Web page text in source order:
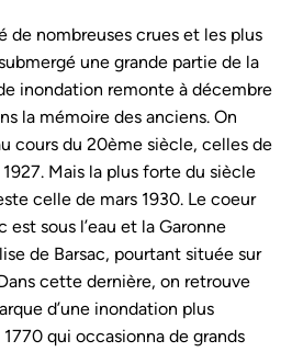
de nombreuses crues et les plus
une grande partie de la
inondation remonte à décembre
la mémoire des anciens. On
cours du 20ème siècle, celles de
Mais la plus forte du siècle
celle de mars 1930. Le coeur
sous l’eau et la Garonne
de Barsac, pourtant située sur
cette dernière, on retrouve
d’une inondation plus
qui occasionna de grands